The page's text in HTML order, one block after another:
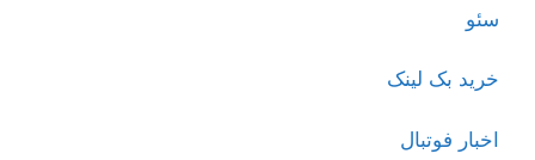
سئو
خرید بک لینک
اخبار فوتبال